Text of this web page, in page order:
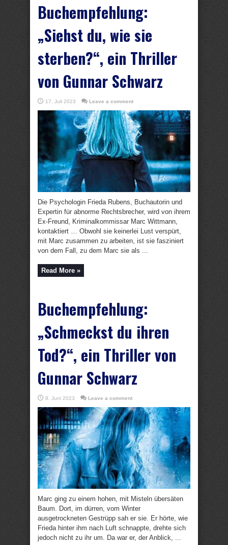
Buchempfehlung:
„Siehst du, wie sie
sterben?“, ein Thriller
von Gunnar Schwarz
17. Juli 2023 Leave a comment
Die Psychologin Frieda Rubens, Buchautorin und
Expertin für abnorme Rechtsbrecher, wird von ihrem
Ex-Freund, Kriminalkommissar Marc Wittmann,
kontaktiert … Obwohl sie keinerlei Lust verspürt,
mit Marc zusammen zu arbeiten, ist sie fasziniert
von dem Fall, zu dem Marc sie als ...
Read More »
Buchempfehlung:
„Schmeckst du ihren
Tod?“, ein Thriller von
Gunnar Schwarz
8. Juni 2023 Leave a comment
Marc ging zu einem hohen, mit Misteln übersäten
Baum. Dort, im dürren, vom Winter
ausgetrockneten Gestrüpp sah er sie. Er hörte, wie
Frieda hinter ihm nach Luft schnappte, drehte sich
jedoch nicht zu ihr um. Da war er, der Anblick, ...